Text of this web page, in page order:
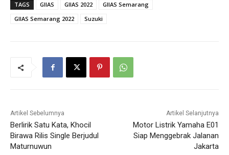
TAGS GIIAS GIIAS 2022
GIIAS Semarang
GIIAS Semarang 2022
Suzuki
Artikel Sebelumnya
Berlirik Satu Kata, Khocil
Birawa Rilis Single Berjudul
Maturnuwun
Artikel Selanjutnya
Motor Listrik Yamaha E01
Siap Menggebrak Jalanan
Jakarta